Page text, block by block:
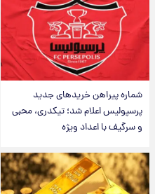
شماره پیراهن خریدهای جدید
پرسپولیس اعلام شد؛ تیکدری، محبی
و سرگیف با اعداد ویژه